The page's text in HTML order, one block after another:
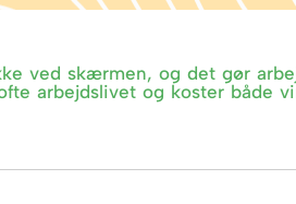
ved skærmen, og det gør
arbejdslivet og koster både